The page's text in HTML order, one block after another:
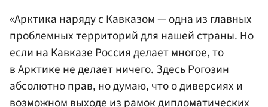
«Арктика наряду с Кавказом — одна из главных
проблемных территорий для нашей страны. Но
если на Кавказе Россия делает многое, то
в Арктике не делает ничего. Здесь Рогозин
абсолютно прав, но думаю, что о диверсиях и
возможном выходе из рамок дипломатических